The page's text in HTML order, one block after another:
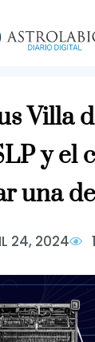
Villa
y el
una
24, 2024